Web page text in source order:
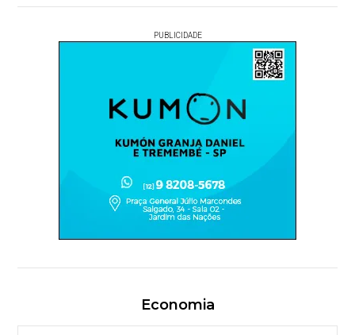
PUBLICIDADE
Economia